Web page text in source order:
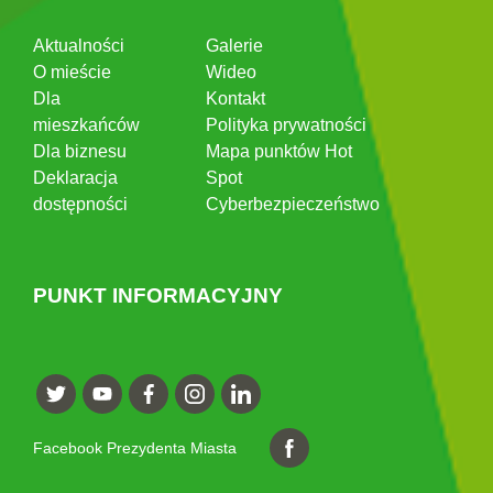
Aktualności
O mieście
Dla
mieszkańców
Dla biznesu
Deklaracja
dostępności
Galerie
Wideo
Kontakt
Polityka prywatności
Mapa punktów Hot
Spot
Cyberbezpieczeństwo
PUNKT INFORMACYJNY
Facebook Prezydenta Miasta